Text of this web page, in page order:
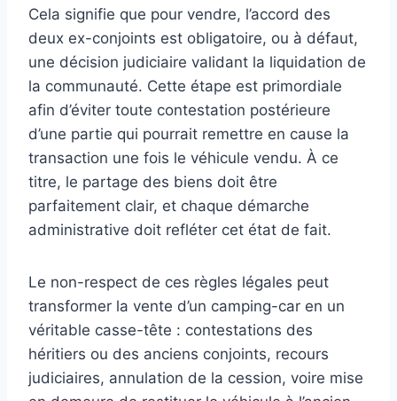
Cela signifie que pour vendre, l’accord des
deux ex-conjoints est obligatoire, ou à défaut,
une décision judiciaire validant la liquidation de
la communauté. Cette étape est primordiale
afin d’éviter toute contestation postérieure
d’une partie qui pourrait remettre en cause la
transaction une fois le véhicule vendu. À ce
titre, le partage des biens doit être
parfaitement clair, et chaque démarche
administrative doit refléter cet état de fait.
Le non-respect de ces règles légales peut
transformer la vente d’un camping-car en un
véritable casse-tête : contestations des
héritiers ou des anciens conjoints, recours
judiciaires, annulation de la cession, voire mise